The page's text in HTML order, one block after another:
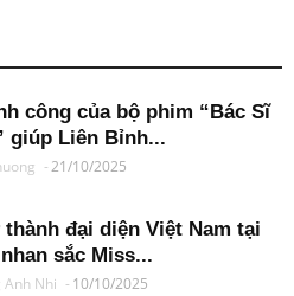
công của bộ phim “Bác Sĩ
giúp Liên Bỉnh...
-21/10/2025
đại diện Việt Nam tại
sắc Miss...
Anh Nhi - 10/10/2025